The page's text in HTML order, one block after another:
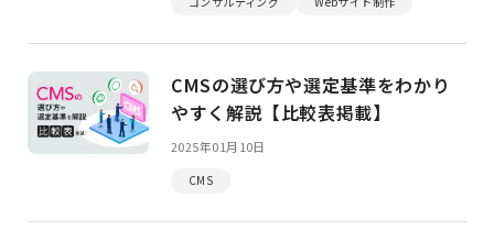
CMSの選び方や選定基準をわかり
やすく解説【比較表掲載】
2025年01月10日
CMS